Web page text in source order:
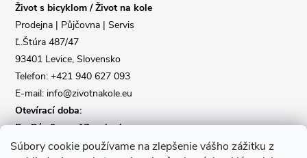
Súbory cookie používame na zlepšenie vášho zážitku z
Život s bicyklom / Život na kole
Prodejna | Půjčovna | Servis
Ľ.Štúra 487/47
93401 Levice, Slovensko
Telefon: +421 940 627 093
E-mail: info@zivotnakole.eu
Otevírací doba:
Po-Pá : 9,oo - 17,oo hod
So : 9,oo - 12,oo | Ne : Zavřeno